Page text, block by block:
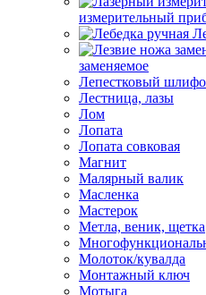
измерительный
заменяемое
Лепестковый
Лестница, лазы
Лом
Лопата
Лопата совковая
Магнит
Малярный валик
Масленка
Мастерок
Метла, веник, щетка
Молоток/кувалда
Монтажный ключ
Мотыга